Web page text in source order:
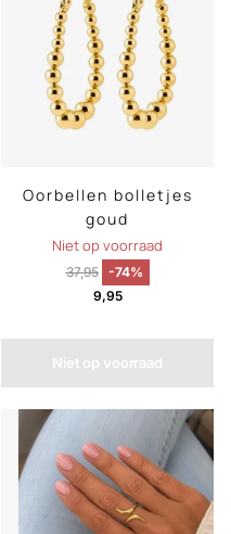
Oorbellen bolletjes
goud
Niet op voorraad
37,95
-74%
9,95
Niet op voorraad